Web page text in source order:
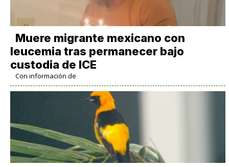
Muere migrante mexicano con
leucemia tras permanecer bajo
custodia de ICE
Con información de